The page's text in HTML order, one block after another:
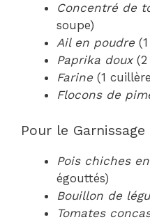
Concentré de
soupe)
Ail en poudre
Paprika doux(2
Farine (1
Flocons de
Pour le Garnissage
Pois chiches
égouttés)
Bouillon de
Tomates